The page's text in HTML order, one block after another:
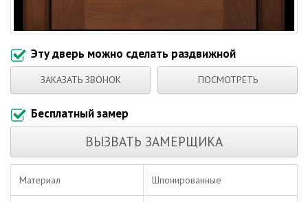
Эту дверь можно сделать раздвижной
ЗАКАЗАТЬ ЗВОНОК ПОСМОТРЕТЬ
Бесплатный замер
ВЫЗВАТЬ ЗАМЕРЩИКА
Материал Шпонированные